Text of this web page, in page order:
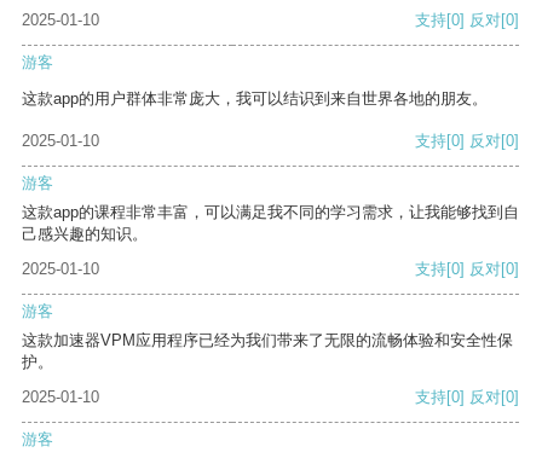
2025-01-10 支持[0] 反对[0]
游客
这款app的用户群体非常庞大，我可以结识到来自世界各地的朋友。
2025-01-10 支持[0] 反对[0]
游客
这款app的课程非常丰富，可以满足我不同的学习需求，让我能够找到自
己感兴趣的知识。
2025-01-10
支持[0] 反对[0]
游客
这款加速器VPM应用程序已经为我们带来了无限的流畅体验和安全性保
护。
2025-01-10
支持[0] 反对[0]
游客